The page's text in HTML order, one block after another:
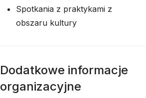
Spotkania z praktykami z
obszaru kultury
Dodatkowe informacje
organizacyjne